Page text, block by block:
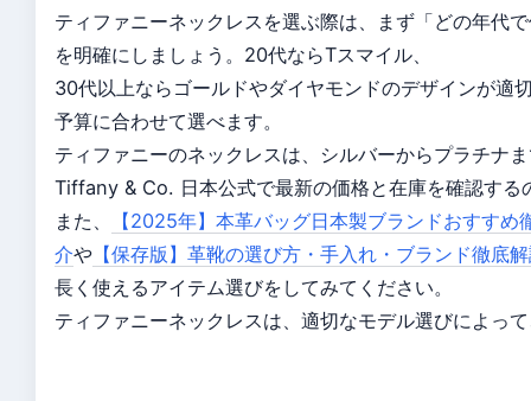
ティファニーネックレスを選ぶ際は、まず「どの年代
を明確にしましょう。20代ならTスマイル、
30代以上ならゴールドやダイヤモンドのデザインが適
予算に合わせて選べます。
ティファニーのネックレスは、シルバーからプラチナ
Tiffany & Co. 日本公式で最新の価格と在庫を確認する
また、
【2025年】本革バッグ日本製ブランドおすす
介や 【保存版】革靴の選び方・手入れ・ブランド徹底
長く使えるアイテム選びをしてみてください。
ティファニーネックレスは、適切なモデル選びによっ